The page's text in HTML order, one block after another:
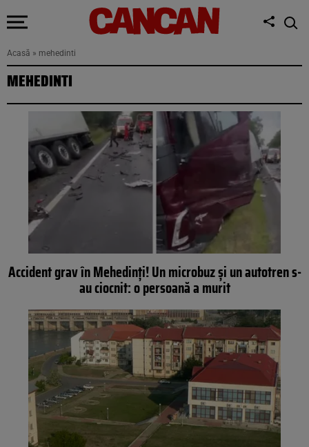
Acasă » mehedinti
MEHEDINTI
Accident grav în Mehedinți! Un microbuz și un autotren s-
au ciocnit: o persoană a murit